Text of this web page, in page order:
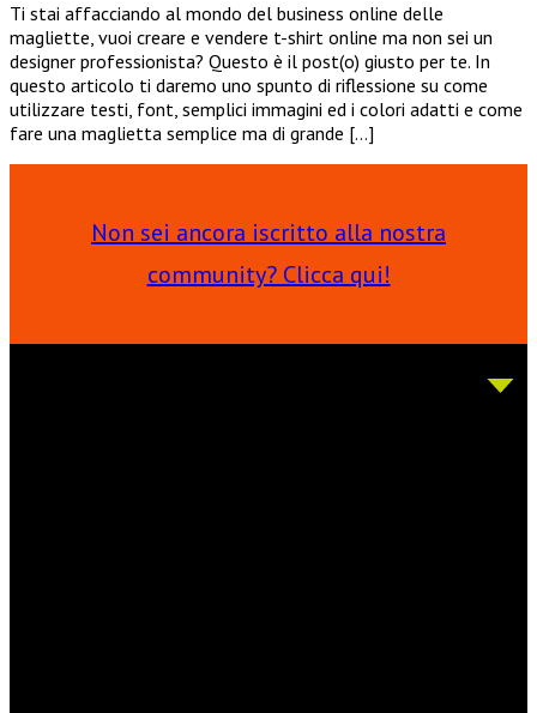
Ti stai affacciando al mondo del business online delle
magliette, vuoi creare e vendere t-shirt online ma non sei un
designer professionista? Questo è il post(o) giusto per te. In
questo articolo ti daremo uno spunto di riflessione su come
utilizzare testi, font, semplici immagini ed i colori adatti e come
fare una maglietta semplice ma di grande […]
Non sei ancora iscritto alla nostra
community? Clicca qui!